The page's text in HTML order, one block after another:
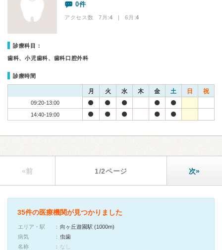
0件
アクセス数 7月:4 | 6月:4
診療科目：
歯科、小児歯科、歯科口腔外科
診療時間
月 火 水 木 金 土 日 祝
09:20-13:00
14:40-19:00
«前 1/2ページ 次»
35件の医療機関が見つかりました
エリア・駅
向ヶ丘遊園駅 (1000m)
病気
虫歯
名称
なし